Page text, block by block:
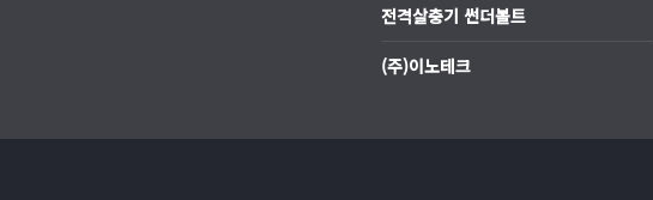
전격살충기 썬더볼트
(주)이노테크